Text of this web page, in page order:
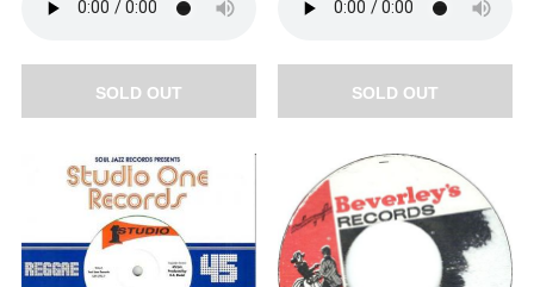
SOLD OUT SOLD OUT